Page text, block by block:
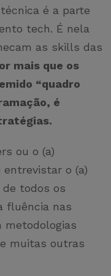
é a parte
tech. É nela
as skills das
mais que os
“quadro
é
ou o (a)
entrevistar o (a)
todos os
fluência nas
metodologias
muitas outras